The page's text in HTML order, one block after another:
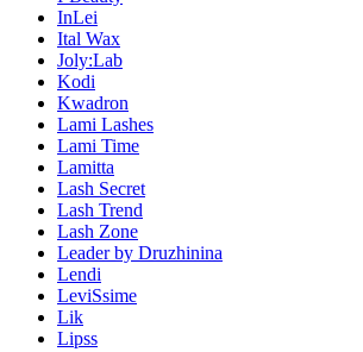
InLei
Ital Wax
Joly:Lab
Kodi
Kwadron
Lami Lashes
Lami Time
Lamitta
Lash Secret
Lash Trend
Lash Zone
Leader by Druzhinina
Lendi
LeviSsime
Lik
Lipss